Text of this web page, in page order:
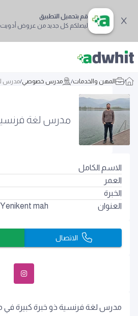
قم بتحميل التطبيق
ليصلكم كل جديد من عروض أدويت
/ المهن والخدمات/ مدرس خصوصي/مدرس
مدرس لغة
مدرس لغة فرنسية ذو خبرة كبيرة في
الاسم الكامل
العمر
الخبرة
العنوان
Yenikent mah.
الاتصال